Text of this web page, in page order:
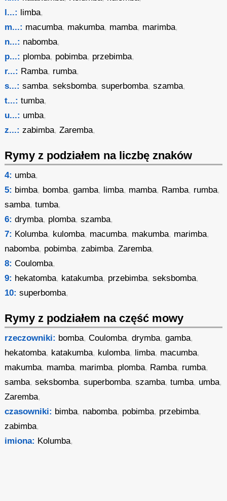
l...: limba,
m...: macumba, makumba, mamba, marimba,
n...: nabomba,
p...: plomba, pobimba, przebimba,
r...: Ramba, rumba,
s...: samba,seksbomba,superbomba,szamba,
t...: tumba,
u...: umba,
z...: zabimba,Zaremba,
Rymy z podziałem na liczbę znaków
4: umba,
5: bimba, bomba,gamba, limba, mamba, Ramba, rumba,
samba,tumba,
6: drymba, plomba,szamba,
7: Kolumba, kulomba, macumba, makumba, marimba,
nabomba, pobimba,zabimba,Zaremba,
8: Coulomba,
9: hekatomba, katakumba, przebimba,seksbomba,
10: superbomba,
Rymy z podziałem na część mowy
rzeczowniki: bomba,Coulomba,drymba,gamba,
hekatomba, katakumba, kulomba, limba, macumba,
makumba, mamba, marimba, plomba, Ramba, rumba,
samba,seksbomba,superbomba,szamba,tumba, umba,
Zaremba,
czasowniki: bimba, nabomba, pobimba, przebimba,
zabimba,
imiona: Kolumba,